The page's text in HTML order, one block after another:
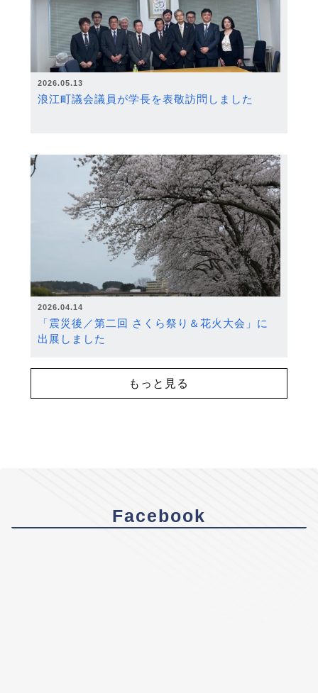
2026.05.13
浪江町議会議員が学長を表敬訪問しました
2026.04.14
「震災後／第二回 さくら祭り＆花火大会」に
出展しました
もっと見る
Facebook